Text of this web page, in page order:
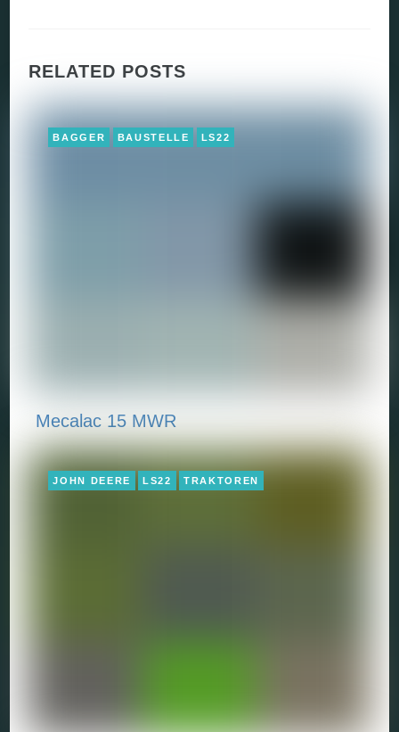
RELATED POSTS
BAGGER BAUSTELLE LS22
Mecalac 15 MWR
JOHN DEERE LS22 TRAKTOREN